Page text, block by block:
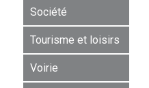
Société
Tourisme et loisirs
Voirie